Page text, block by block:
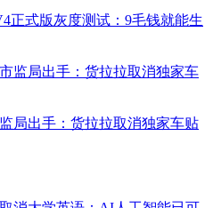
正式版灰度测试：9毛钱就能生
局出手：货拉拉取消独家车贴